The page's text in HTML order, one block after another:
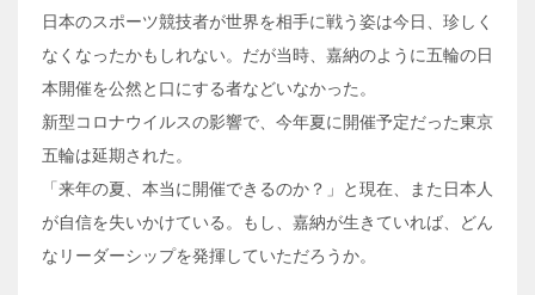
日本のスポーツ競技者が世界を相手に戦う姿は今日、珍しく
なくなったかもしれない。だが当時、嘉納のように五輪の日
本開催を公然と口にする者などいなかった。
新型コロナウイルスの影響で、今年夏に開催予定だった東京
五輪は延期された。
「来年の夏、本当に開催できるのか？」と現在、また日本人
が自信を失いかけている。もし、嘉納が生きていれば、どん
なリーダーシップを発揮していただろうか。